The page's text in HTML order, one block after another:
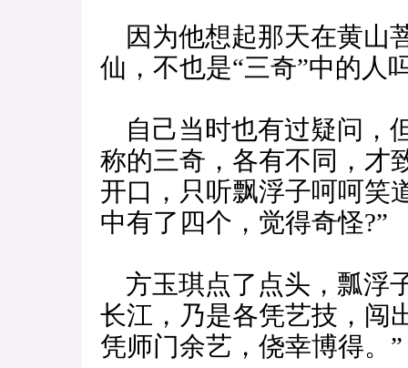
因为他想起那天在黄山
仙，不也是“三奇”中的人
自己当时也有过疑问，
称的三奇，各有不同，才
开口，只听飘浮子呵呵笑
中有了四个，觉得奇怪?”
方玉琪点了点头，瓢浮
长江，乃是各凭艺技，闯
凭师门余艺，侥幸博得。”